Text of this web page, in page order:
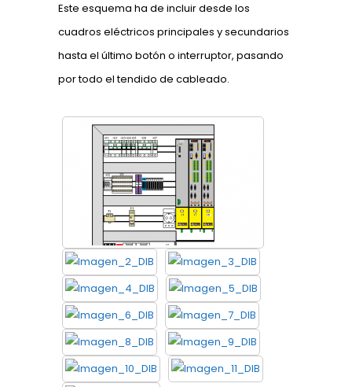
Este esquema ha de incluir desde los
cuadros eléctricos principales y secundarios
hasta el último botón o interruptor, pasando
por todo el tendido de cableado.